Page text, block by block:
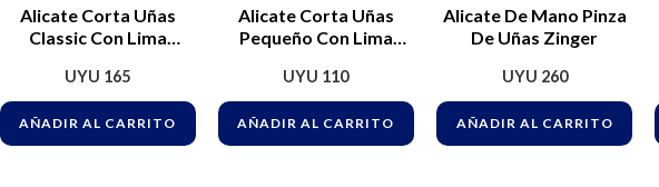
Alicate Corta Uñas
Classic Con Lima
Carbono
UYU 165
AÑADIR AL CARRITO
Alicate Corta Uñas
Pequeño Con Lima
Carbono
UYU 110
AÑADIR AL CARRITO
Alicate De Mano Pinza
De Uñas Zinger
UYU 260
AÑADIR AL CARRITO